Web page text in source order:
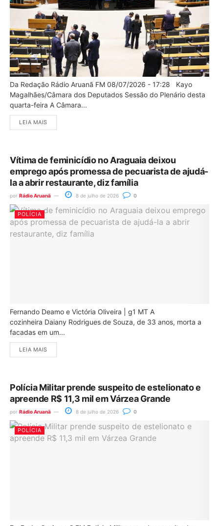
Da Redação Rádio Aruanã FM 08/07/2026 - 17:28 Kayo
Magalhães/Câmara dos Deputados Sessão do Plenário desta
quarta-feira A Câmara...
LEIA MAIS
Vítima de feminicídio no Araguaia deixou
emprego após promessa de pecuarista de ajudá-
la a abrir restaurante, diz família
por Rádio Aruanã 8 de julho de 2026 0
POLÍCIA
Fernando Deamo e Victória Oliveira | g1 MT A
cozinheira Daiany Rodrigues de Souza, de 33 anos, morta a
facadas em um...
LEIA MAIS
Polícia Militar prende suspeito de estelionato e
apreende R$ 11,3 mil em Várzea Grande
por Rádio Aruanã 8 de julho de 2026 0
POLÍCIA